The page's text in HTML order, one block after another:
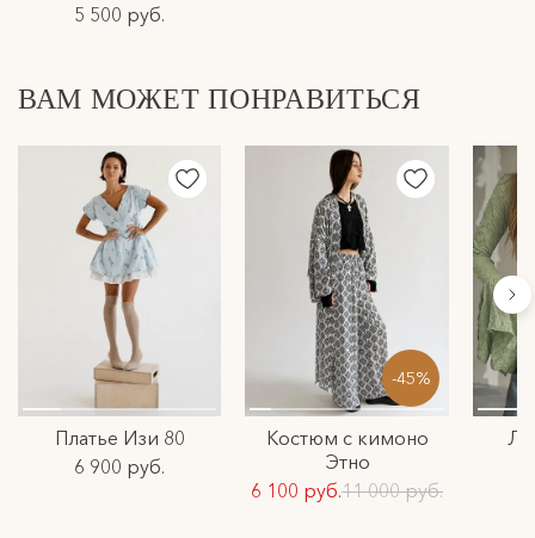
5 500 руб.
ВАМ МОЖЕТ ПОНРАВИТЬСЯ
Платье Изи 80
6 900 руб.
-45%
Костюм с кимоно
Этно
6 100 руб.11 000 руб.